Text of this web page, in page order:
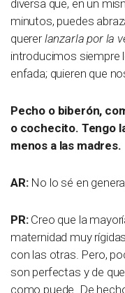
diversa que, en un
minutos, puedes
quererlanzarla por la
introducimos siempre
enfada; quieren que
Pecho o biberón,
o cochecito. Tengo
menos a las madres.
AR:No lo sé en
PR:Creo que la
maternidad muy
con las otras. Pero,
son perfectas y de
como puede. De